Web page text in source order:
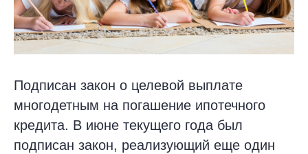
Подписан закон о целевой выплате
многодетным на погашение ипотечного
кредита. В июне текущего года был
подписан закон, реализующий еще один